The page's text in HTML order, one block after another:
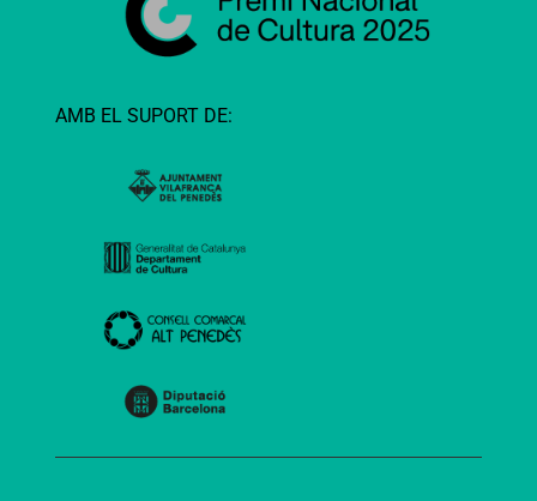
AMB EL SUPORT DE: